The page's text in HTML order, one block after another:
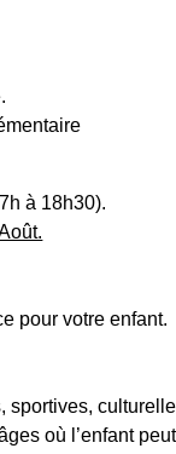
à 18h30).
pour votre enfant.
sportives,
où l’enfant